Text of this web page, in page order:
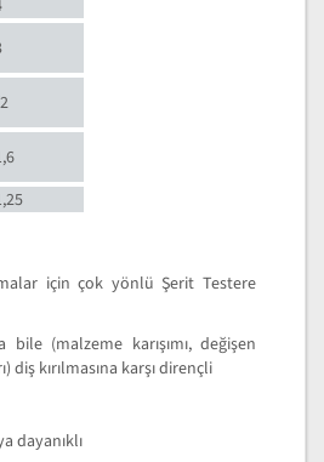
için çok yönlü Şerit Testere
bile (malzeme karışımı, değişen
diş kırılmasına karşı dirençli
dayanıklı